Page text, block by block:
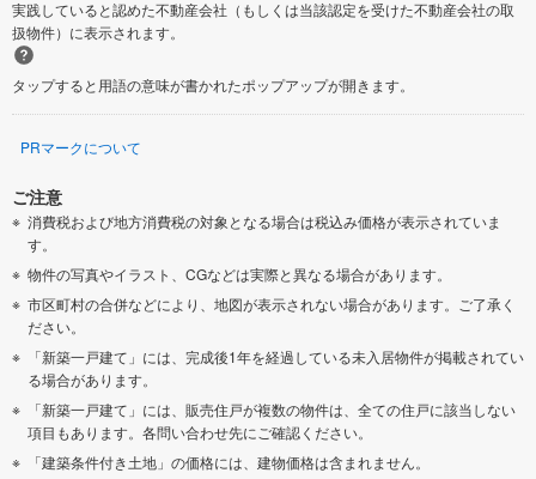
実践していると認めた不動産会社（もしくは当該認定を受けた不動産会社の取
扱物件）に表示されます。
タップすると用語の意味が書かれたポップアップが開きます。
PRマークについて
ご注意
消費税および地方消費税の対象となる場合は税込み価格が表示されていま
す。
物件の写真やイラスト、CGなどは実際と異なる場合があります。
市区町村の合併などにより、地図が表示されない場合があります。ご了承く
ださい。
「新築一戸建て」には、完成後1年を経過している未入居物件が掲載されてい
る場合があります。
「新築一戸建て」には、販売住戸が複数の物件は、全ての住戸に該当しない
項目もあります。各問い合わせ先にご確認ください。
「建築条件付き土地」の価格には、建物価格は含まれません。